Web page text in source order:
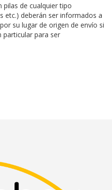
de cualquier tipo
etc.) deberán ser informados a
su lugar de origen de envío si
particular para ser